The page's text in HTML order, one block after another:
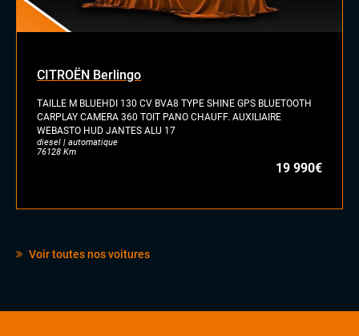
CITROËN Berlingo
TAILLE M BLUEHDI 130 CV BVA8 TYPE SHINE GPS BLUETOOTH
CARPLAY CAMERA 360 TOIT PANO CHAUFF. AUXILIAIRE
WEBASTO HUD JANTES ALU 17
diesel | automatique
76128 Km
19 990€
Voir toutes nos voitures